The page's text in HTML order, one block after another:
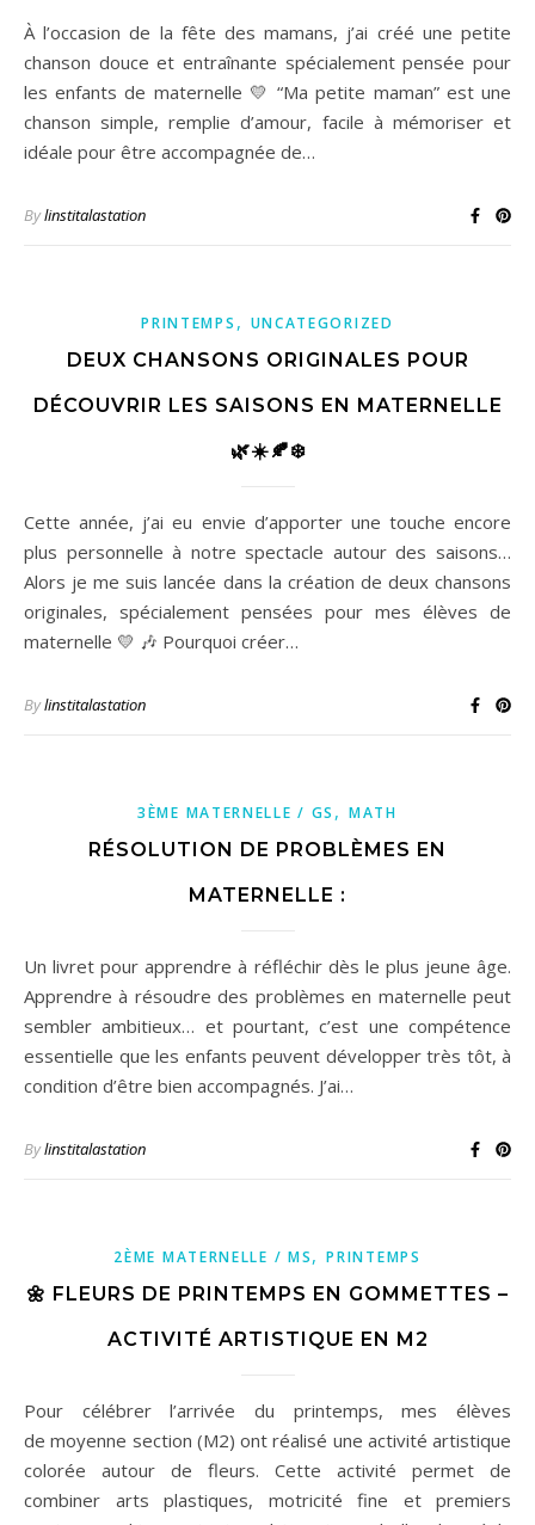
À l’occasion de la fête des mamans, j’ai créé une petite
chanson douce et entraînante spécialement pensée pour
les enfants de maternelle 💛 “Ma petite maman” est une
chanson simple, remplie d’amour, facile à mémoriser et
idéale pour être accompagnée de…
Bylinstitalastation
PRINTEMPS , UNCATEGORIZED
DEUX CHANSONS ORIGINALES POUR
DÉCOUVRIR LES SAISONS EN MATERNELLE
🌿☀️🍂❄️
Cette année, j’ai eu envie d’apporter une touche encore
plus personnelle à notre spectacle autour des saisons…
Alors je me suis lancée dans la création de deux chansons
originales, spécialement pensées pour mes élèves de
maternelle 💛 🎶 Pourquoi créer…
Bylinstitalastation
3ÈME MATERNELLE / GS ,MATH
RÉSOLUTION DE PROBLÈMES EN
MATERNELLE :
Un livret pour apprendre à réfléchir dès le plus jeune âge.
Apprendre à résoudre des problèmes en maternelle peut
sembler ambitieux… et pourtant, c’est une compétence
essentielle que les enfants peuvent développer très tôt, à
condition d’être bien accompagnés. J’ai…
Bylinstitalastation
2ÈME MATERNELLE / MS,PRINTEMPS
🌼 FLEURS DE PRINTEMPS EN GOMMETTES –
ACTIVITÉ ARTISTIQUE EN M2
Pour célébrer l’arrivée du printemps, mes élèves
de moyenne section (M2) ont réalisé une activité artistique
colorée autour de fleurs. Cette activité permet de
combiner arts plastiques, motricité fine et premiers